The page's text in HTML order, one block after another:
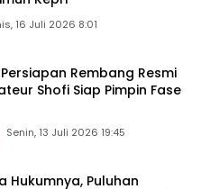
16 Juli 2026 8:01
Rembang Resmi
Shofi Siap Pimpin Fase
Senin, 13 Juli 2026 19:45
Hukumnya, Puluhan